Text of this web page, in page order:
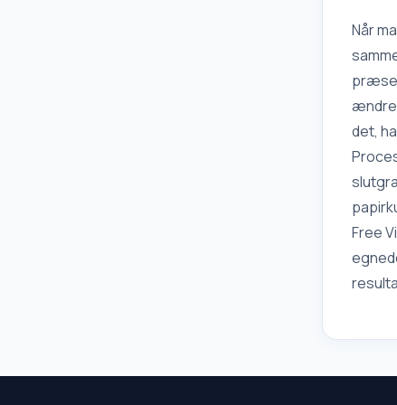
diske.
Ray-film
Når
ændre
det,
Free